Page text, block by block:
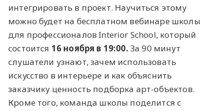
интегрировать в проект. Научиться этому
можно будет на бесплатном вебинаре школы
для профессионалов Interior School, который
состоится 16 ноября в 19:00. За 90 минут
слушатели узнают, зачем использовать
искусство в интерьере и как объяснить
заказчику ценность подборка арт-объектов.
Кроме того, команда школы поделится с